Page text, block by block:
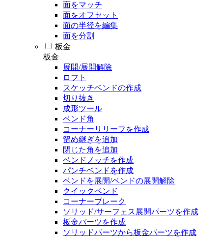
面をマッチ
面をオフセット
面の半径を編集
面を分割
板金
板金
展開/展開解除
ロフト
スケッチベンドの作成
切り抜き
成形ツール
ベンド角
コーナーリリーフを作成
留め継ぎを追加
閉じた角を追加
ベンドノッチを作成
パンチベンドを作成
ベンドを展開/ベンドの展開解除
クイックベンド
コーナーブレーク
ソリッド/サーフェス展開パーツを作成
板金パーツを作成
ソリッドパーツから板金パーツを作成